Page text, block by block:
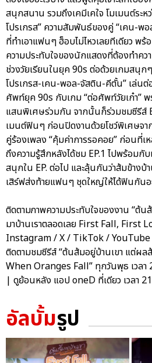
สนุกสนาน รวมถึงเคมีเคใจ โมเมนต์ระ
โปรเกรส” ความสัมพันธ์ของคู่ “เคน-พ
ที่ทำเอาแฟนๆ ฮ็อบไม่ไหวเลยทีเดียว พ
ความประทับใจของนักแสดงที่ต้องทำคว
ช่วงวัยเรียนในยุค 90s ต่อด้วยเกมสนุ
โปรเกรส-เคน-พอล-จัสติน-คีตั้น” เล่นต่
ศัพท์ยุค 90s กับเกม “ต่อศัพท์วัยเก๋า”
แสนพิเศษร่วมกัน จากนั้นก็ร่วมชมซีรีส์
เมนต์ฟินๆ ก่อนปิดงานด้วยโชว์พิเศษจา
คู่ร้องเพลง “คุ้มค่าการรอคอย” ก่อนที่เ
ถึงความรู้สึกหลังได้ชม EP.1 ไปพร้อม
สนุกใน EP. ต่อไป และลุ้นกันว่าส้มข้างบ้
เสิร์ฟส่งท้ายแฟนๆ ชุดใหญ่ให้ได้ฟินกันอ
ติดตามภาพความประทับใจของงาน “ต้
มาบ้านเราตลอดเลย First Fall, First
Instagram / X / TikTok / YouTube
ติดตามชมซีรีส์ “ต้นส้มอยู่บ้านเขา แต่ผล
When Oranges Fall” ทุกวันพุธ เวล
| ดูย้อนหลัง แอป oneD ที่เดียว เวลา
อัลบั้มรูป